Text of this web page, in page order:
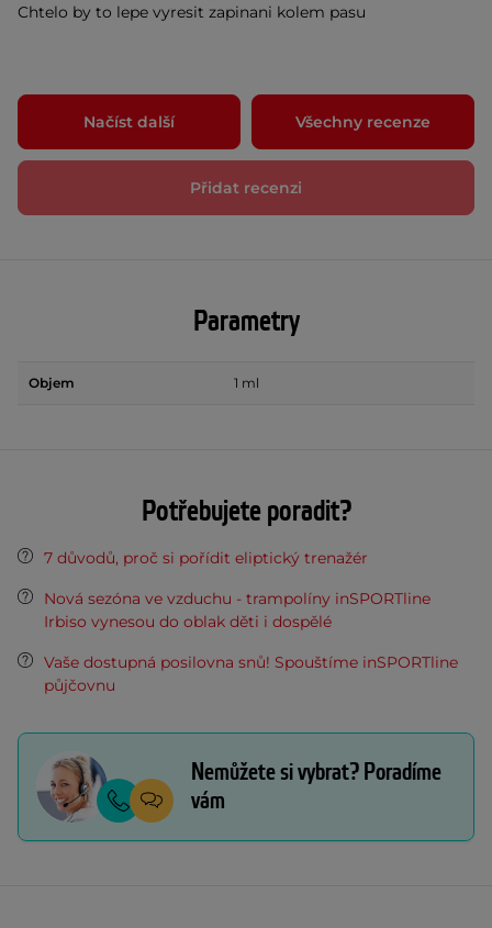
Chtelo by to lepe vyresit zapinani kolem pasu
Načíst další Všechny recenze
Přidat recenzi
Parametry
Objem 1 ml
Potřebujete poradit?
7 důvodů, proč si pořídit eliptický trenažér
Nová sezóna ve vzduchu - trampolíny inSPORTline
Irbiso vynesou do oblak děti i dospělé
Vaše dostupná posilovna snů! Spouštíme inSPORTline
půjčovnu
Nemůžete si vybrat? Poradíme
vám